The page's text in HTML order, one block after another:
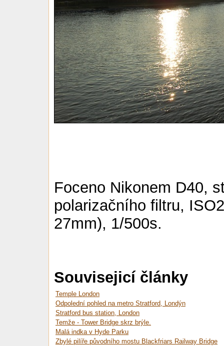
Foceno Nikonem D40,
polarizačního filtru,
27mm), 1/500s.
Souvisejicí články
Temple London
Odpolední pohled na metro Stratford, Londýn
Stratford bus station, London
Temže - Tower Bridge skrz brýle.
Malá indka v Hyde Parku
Zbylé pilíře původního mostu Blackfriars Railway Bridge